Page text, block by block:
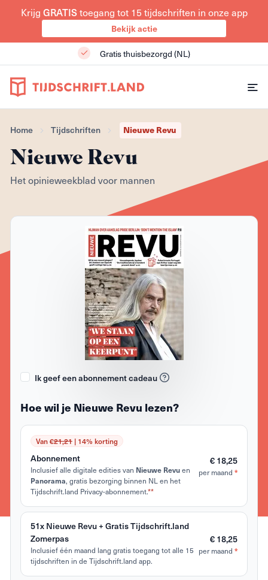
Krijg GRATIStoegang tot 15 tijdschriften in onze app
Bekijk actie
Gratis thuisbezorgd (NL)
Home Tijdschriften Nieuwe Revu
Nieuwe Revu
Het opinieweekblad voor mannen
Ik geef een abonnement cadeau
Hoe wil je Nieuwe Revu lezen?
Van €21,21| 14% korting
Abonnement
Inclusief alle digitale edities van Nieuwe Revuen
Panorama, gratis bezorging binnen NL en het
Tijdschrift.land Privacy-abonnement.**
€ 18,25
per maand *
51x Nieuwe Revu + Gratis Tijdschrift.land
Zomerpas
Inclusief één maand lang gratis toegang tot alle 15
tijdschriften in de Tijdschrift.land app.
€ 18,25
per maand *